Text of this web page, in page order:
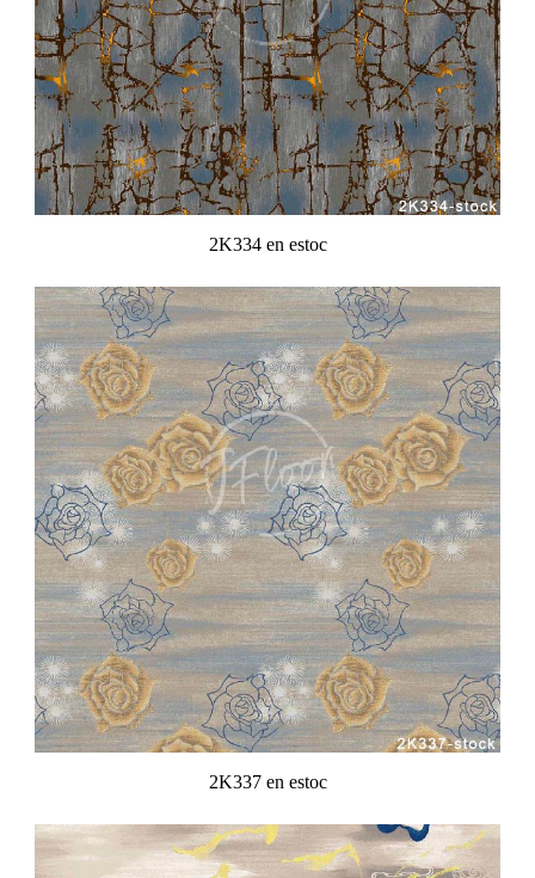
2K334 en estoc
2K337 en estoc